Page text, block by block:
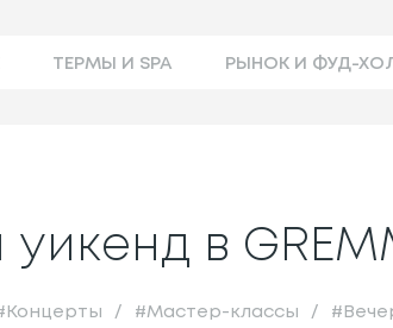
ТЕРМЫ И SPA РЫНОК И ФУД-
в
Концерты / #Мастер-классы / #